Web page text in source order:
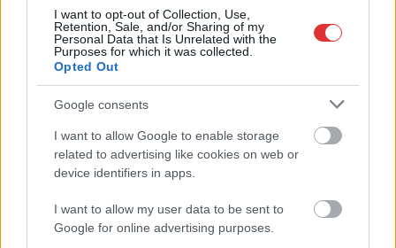
I want to opt-out of Collection, Use,
Retention, Sale, and/or Sharing of my
Personal Data that Is Unrelated with the
Purposes for which it was collected.
Opted Out
Google consents
I want to allow Google to enable storage
related to advertising like cookies on web or
device identifiers in apps.
I want to allow my user data to be sent to
Google for online advertising purposes.
ezekhez hasonló, nem
tervezett kiadások
nemcsak anyagilag, de
mentálisan is megterhelik a magyarokat. A Cofidis friss
kutatása alapján leginkább szorongást, tehetetlenséget és
tapasztalt. Pedig viszonylag gyakran fordulnak elő ilyen
esetek: a lakosság közel kétharmadát érte már komolyabb,
akár több százezer forintos váratlan kiadás az elmúlt egy
évben és sokaknak gondot okoz önerőből kifizetni ezeket – a
többség viszont szégyenkezéssel élné meg, ha szeretteitől